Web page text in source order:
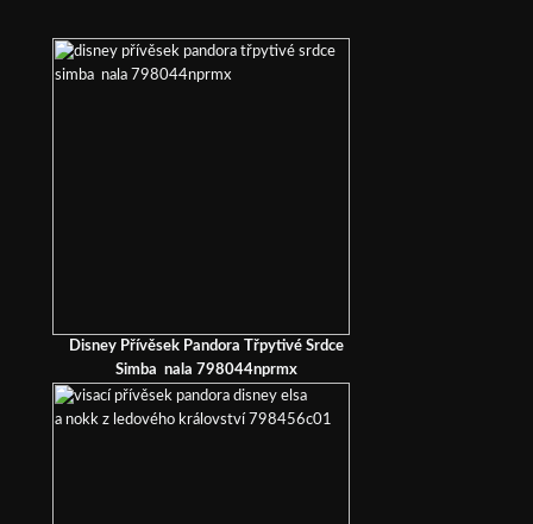
Disney Přívěsek Pandora Třpytivé Srdce
Simba nala 798044nprmx